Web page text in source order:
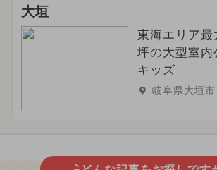
大垣
東海エリア最
坪の大型室内
キッズ」
岐阜県大垣市